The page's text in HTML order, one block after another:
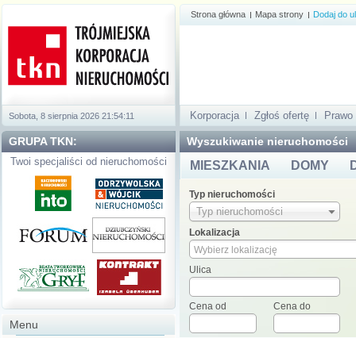
Sobota, 8 sierpnia 2026 21:54:12
GRUPA TKN:
Twoi specjaliści od nieruchomości
Menu
Strona główna Mapa strony Dodaj do
Korporacja Zgłoś ofertę Prawo
Wyszukiwanie nieruchomości
MIESZKANIA DOMY
Typ nieruchomości
Typ nieruchomości
Lokalizacja
Ulica
Cena od Cena do